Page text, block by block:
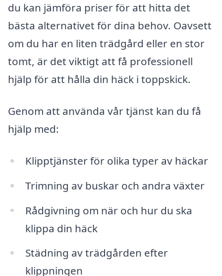
du kan jämföra priser för att hitta det
bästa alternativet för dina behov. Oavsett
om du har en liten trädgård eller en stor
tomt, är det viktigt att få professionell
hjälp för att hålla din häck i toppskick.
Genom att använda vår tjänst kan du få
hjälp med:
Klipptjänster för olika typer av häckar
Trimning av buskar och andra växter
Rådgivning om när och hur du ska
klippa din häck
Städning av trädgården efter
klippningen